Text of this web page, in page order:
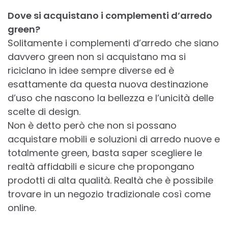
Dove si acquistano i complementi d’arredo
green?
Solitamente i complementi d’arredo che siano
davvero green non si acquistano ma si
riciclano in idee sempre diverse ed è
esattamente da questa nuova destinazione
d’uso che nascono la bellezza e l’unicità delle
scelte di design.
Non è detto però che non si possano
acquistare mobili e soluzioni di arredo nuove e
totalmente green, basta saper scegliere le
realtà affidabili e sicure che propongano
prodotti di alta qualità. Realtà che è possibile
trovare in un negozio tradizionale così come
online.